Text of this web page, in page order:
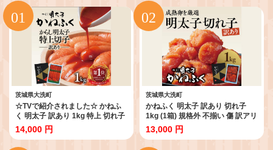
茨城県大洗町
☆TVで紹介されました☆ かねふ
く 明太子 訳あり 1kg 特上 切れ子
切子 めんたいこ 魚介類 めんたい
パーク わけあり 規格外 不揃い 傷
家庭用
14,000 円
茨城県大洗町
かねふく 明太子 訳あり 切れ子
1kg (1箱) 規格外 不揃い 傷 訳アリ
わけあり 切れ子 切子 めんたいこ
冷凍 小分け 魚介類 めんたいパー
ク 家庭用 ほぐし 有着色 大洗
13,000 円